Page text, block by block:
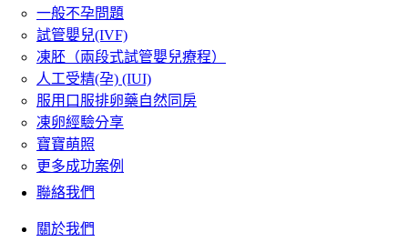
一般不孕問題
試管嬰兒(IVF)
凍胚（兩段式試管嬰兒療程）
人工受精(孕) (IUI)
服用口服排卵藥自然同房
凍卵經驗分享
寶寶萌照
更多成功案例
聯絡我們
關於我們